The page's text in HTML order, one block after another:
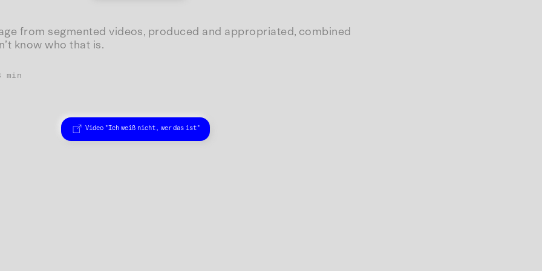
from segmented videos, produced and appropriated, combined
know who that is.
min
Video "Ich weiß nicht, wer das ist"